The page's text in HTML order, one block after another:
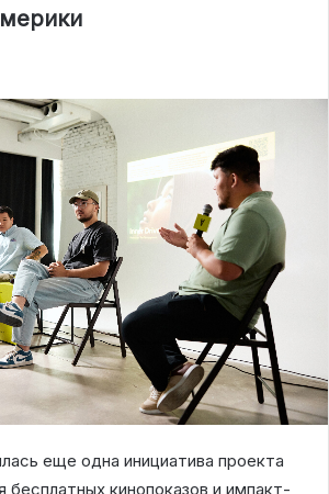
еще одна инициатива проекта
кинопоказов и импакт-